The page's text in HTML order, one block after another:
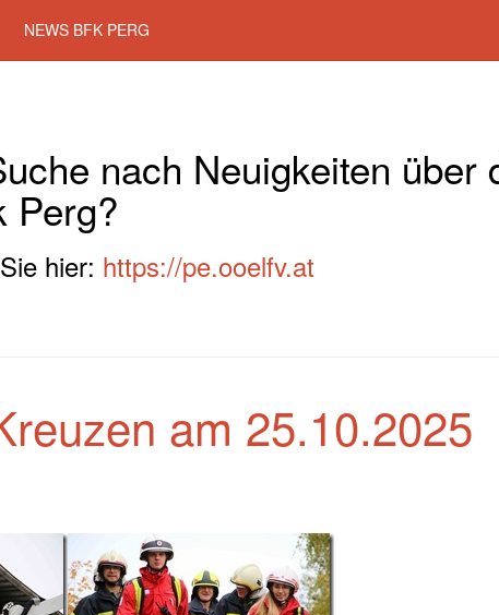
NEWS BFK PERG
nach Neuigkeiten über
Perg?
hier: https://pe.ooelfv.at
am 25.10.2025